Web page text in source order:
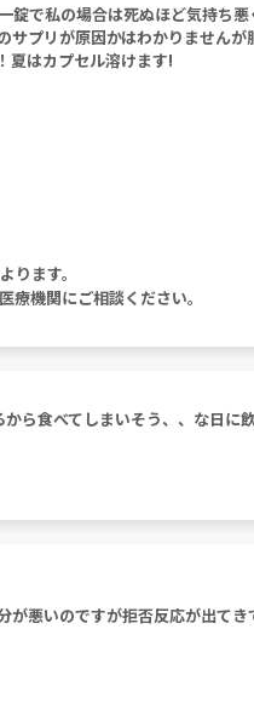
で私の場合は死ぬほど気持ち
サプリが原因かはわかりません
夏はカプセル溶けます!
ります。
機関にご相談ください。
ら食べてしまいそう、、な日に
が悪いのですが拒否反応が出て